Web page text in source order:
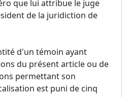
que lui attribue le juge
de la juridiction de
d'un témoin ayant
du présent article ou de
permettant son
est puni de cinq